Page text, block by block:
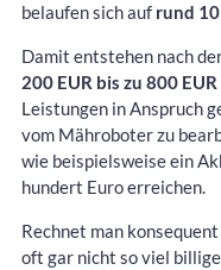
belaufen sich auf rund
Damit entstehen nach
200 EUR bis zu 800
Leistungen in Anspruch
vom Mähroboter zu
wie beispielsweise ein
hundert Euro erreichen.
Rechnet man
oft gar nicht so viel